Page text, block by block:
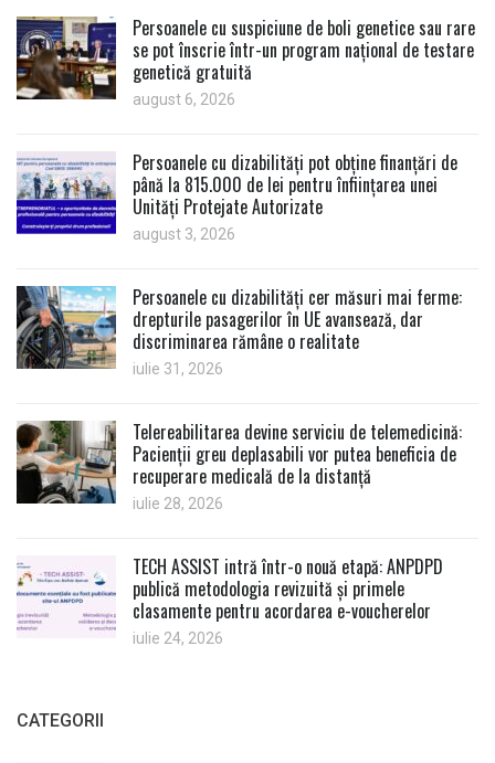
Persoanele cu suspiciune de boli genetice sau rare
se pot înscrie într-un program național de testare
genetică gratuită
august 6, 2026
Persoanele cu dizabilități pot obține finanțări de
până la 815.000 de lei pentru înființarea unei
Unități Protejate Autorizate
august 3, 2026
Persoanele cu dizabilități cer măsuri mai ferme:
drepturile pasagerilor în UE avansează, dar
discriminarea rămâne o realitate
iulie 31, 2026
Telereabilitarea devine serviciu de telemedicină:
Pacienții greu deplasabili vor putea beneficia de
recuperare medicală de la distanță
iulie 28, 2026
TECH ASSIST intră într-o nouă etapă: ANPDPD
publică metodologia revizuită și primele
clasamente pentru acordarea e-voucherelor
iulie 24, 2026
CATEGORII